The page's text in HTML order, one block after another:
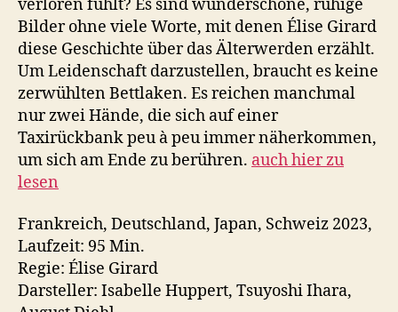
verloren fühlt? Es sind wunderschöne, ruhige
Bilder ohne viele Worte, mit denen Élise Girard
diese Geschichte über das Älterwerden erzählt.
Um Leidenschaft darzustellen, braucht es keine
zerwühlten Bettlaken. Es reichen manchmal
nur zwei Hände, die sich auf einer
Taxirückbank peu à peu immer näherkommen,
um sich am Ende zu berühren. auch hier zu
lesen
Frankreich, Deutschland, Japan, Schweiz 2023,
Laufzeit: 95 Min.
Regie: Élise Girard
Darsteller: Isabelle Huppert, Tsuyoshi Ihara,